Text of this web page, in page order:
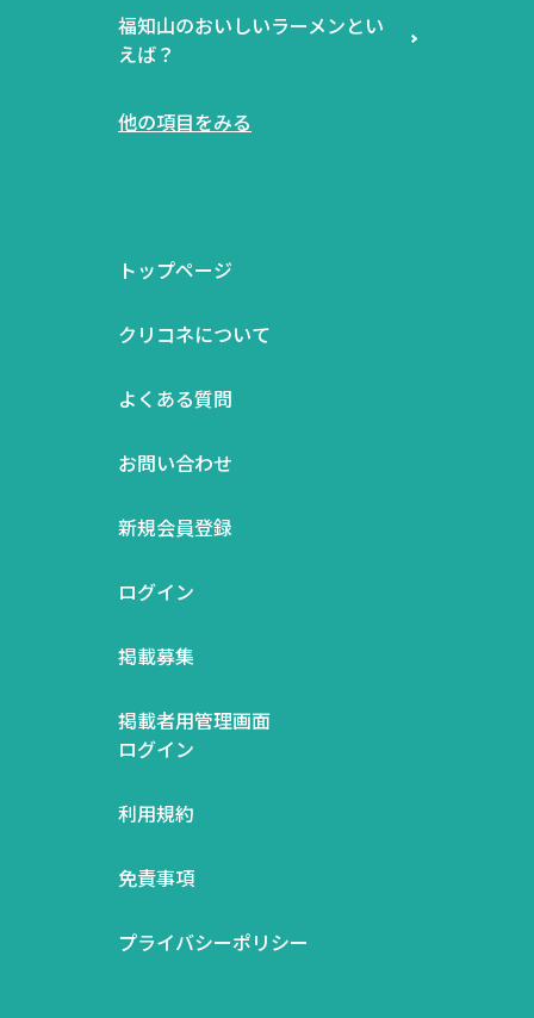
福知山のおいしいラーメンとい
えば？
他の項目をみる
トップページ
クリコネについて
よくある質問
お問い合わせ
新規会員登録
ログイン
掲載募集
掲載者用管理画面
ログイン
利用規約
免責事項
プライバシーポリシー